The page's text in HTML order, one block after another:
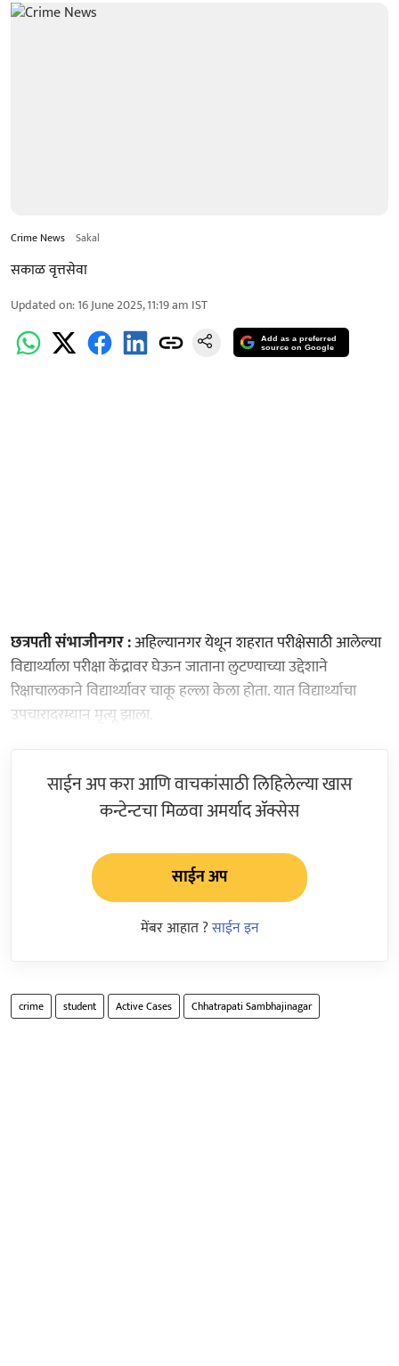
Crime News Sakal
सकाळ वृत्तसेवा
Updated on:16 June 2025, 11:19 am IST
Add as a preferred
source on Google
छत्रपती संभाजीनगर :अहिल्यानगर येथून शहरात परीक्षेसाठी आलेल्या
विद्यार्थ्याला परीक्षा केंद्रावर घेऊन जाताना लुटण्याच्या उद्देशाने
रिक्षाचालकाने विद्यार्थ्यावर चाकू हल्ला केला होता. यात विद्यार्थ्याचा
उपचारादरम्यान मृत्यू झाला.
साईन अप करा आणि वाचकांसाठी लिहिलेल्या खास
कन्टेन्टचा मिळवा अमर्याद ॲक्सेस
साईन अप
मेंबर आहात ?साईन इन
crime student Active Cases Chhatrapati Sambhajinagar